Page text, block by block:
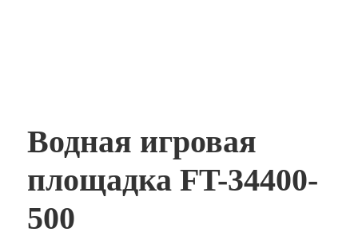
Водная игровая
площадка FT-34400-
500